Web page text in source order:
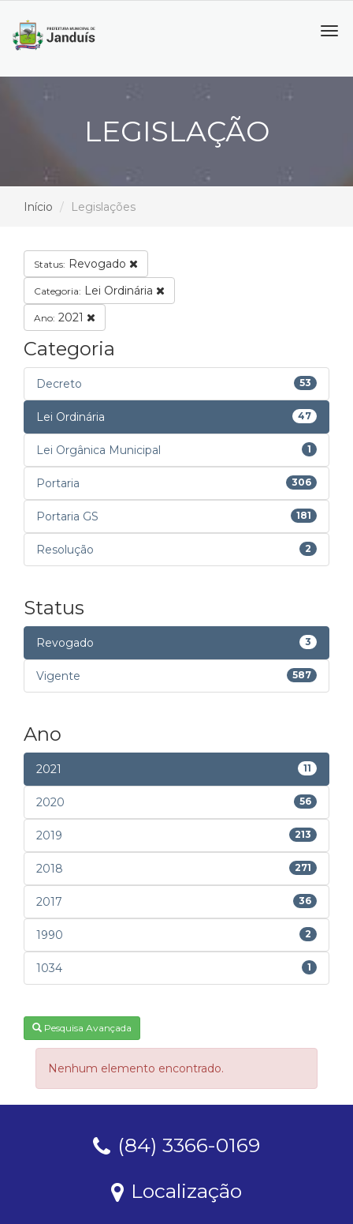
LEGISLAÇÃO
Início Legislações
Status: Revogado
Categoria: Lei Ordinária
Ano: 2021
Categoria
Decreto 53
Lei Ordinária 47
Lei Orgânica Municipal 1
Portaria 306
Portaria GS 181
Resolução 2
Status
Revogado 3
Vigente 587
Ano
2021 11
2020 56
2019 213
2018 271
2017 36
1990 2
1034 1
Pesquisa Avançada
Nenhum elemento encontrado.
(84) 3366-0169
Localização